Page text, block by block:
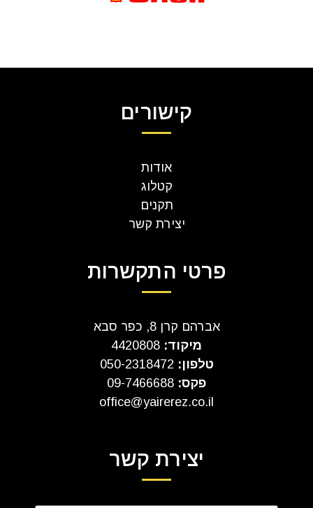
קישורים
אודות
קטלוג
תקנים
יצירת קשר
פרטי התקשרות
אברהם קרן 8, כפר סבא
מיקוד:
טלפון:
פקס: 09-7466688
office@yairerez.co.il
יצירת קשר